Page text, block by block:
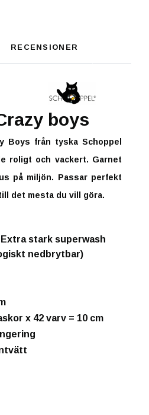
RECENSIONER
boys
Boys från tyska Schoppel
roligt och vackert. Garnet
på miljön. Passar perfekt
det mesta du vill göra.
Extra stark superwash
nedbrytbar)
x 42 varv = 10 cm